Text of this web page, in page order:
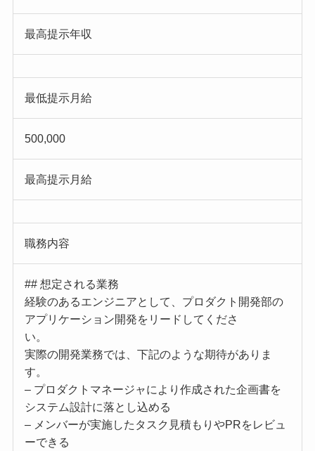
最高提示年収
最低提示月給
500,000
最高提示月給
職務内容
## 想定される業務
経験のあるエンジニアとして、プロダクト開発部の
アプリケーション開発をリードしてくださ
い。
実際の開発業務では、下記のような期待がありま
す。
– プロダクトマネージャにより作成された企画書を
システム設計に落とし込める
– メンバーが実施したタスク見積もりやPRをレビュ
ーできる